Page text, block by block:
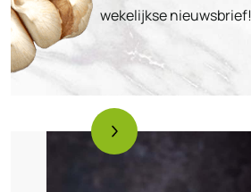
wekelijkse nieuwsbrief!